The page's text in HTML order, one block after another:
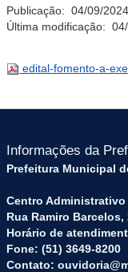
Publicação: 04/09/
Última modificação:
edital-fomento-a-
Informações da
Prefeitura Municipal
Centro Administrativo
Rua Ramiro Barcelos,
Horário de
Fone: (51) 3649-8200
Contato: